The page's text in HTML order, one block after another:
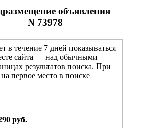
объявления
N 73978
в течение 7 дней показываться
сайта — над обычными
результатов поиска. При
первое место в поиске
руб.